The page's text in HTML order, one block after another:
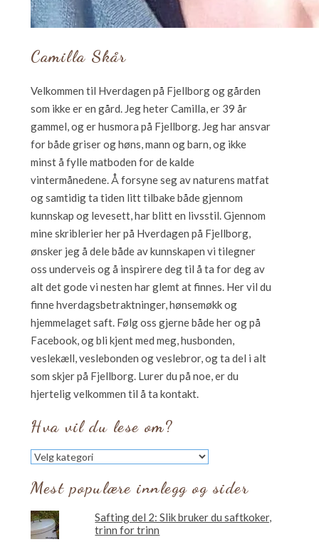
Camilla Skår
Velkommen til Hverdagen på Fjellborg og gården
som ikke er en gård. Jeg heter Camilla, er 39 år
gammel, og er husmora på Fjellborg. Jeg har ansvar
for både griser og høns, mann og barn, og ikke
minst å fylle matboden for de kalde
vintermånedene. Å forsyne seg av naturens matfat
og samtidig ta tiden litt tilbake både gjennom
kunnskap og levesett, har blitt en livsstil. Gjennom
mine skriblerier her på Hverdagen på Fjellborg,
ønsker jeg å dele både av kunnskapen vi tilegner
oss underveis og å inspirere deg til å ta for deg av
alt det gode vi nesten har glemt at finnes. Her vil du
finne hverdagsbetraktninger, hønsemøkk og
hjemmelaget saft. Følg oss gjerne både her og på
Facebook, og bli kjent med meg, husbonden,
veslekæll, veslebonden og veslebror, og ta del i alt
som skjer på Fjellborg. Lurer du på noe, er du
hjertelig velkommen til å ta kontakt.
Hva vil du lese om?
Hva
vil
du
lese
Mest populære innlegg og sider
Safting del 2: Slik bruker du saftkoker,
trinn for trinn